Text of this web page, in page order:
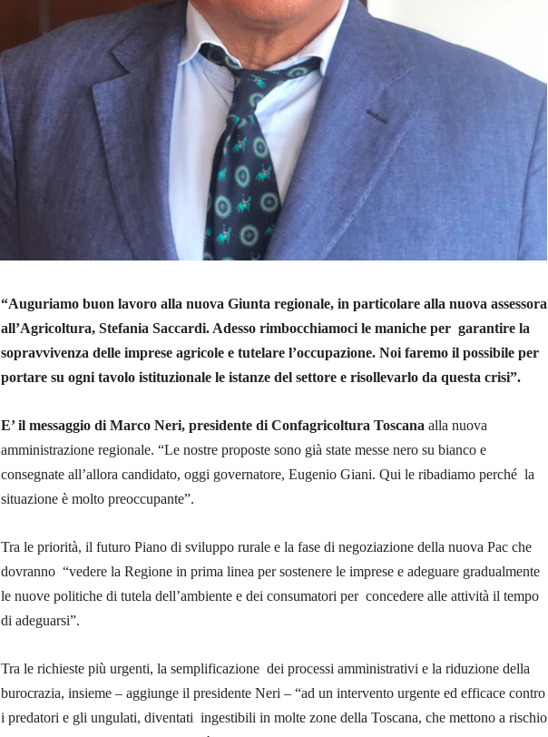
“Auguriamo buon lavoro alla nuova Giunta regionale, in particolare alla nuova assessora
all’Agricoltura, Stefania Saccardi. Adesso rimbocchiamoci le maniche per garantire la
sopravvivenza delle imprese agricole e tutelare l’occupazione. Noi faremo il possibile per
portare su ogni tavolo istituzionale le istanze del settore e risollevarlo da questa crisi”.
E’ il messaggio di Marco Neri, presidente di Confagricoltura Toscana alla nuova
amministrazione regionale. “Le nostre proposte sono già state messe nero su bianco e
consegnate all’allora candidato, oggi governatore, Eugenio Giani. Qui le ribadiamo perché la
situazione è molto preoccupante”.
Tra le priorità, il futuro Piano di sviluppo rurale e la fase di negoziazione della nuova Pac che
dovranno “vedere la Regione in prima linea per sostenere le imprese e adeguare gradualmente
le nuove politiche di tutela dell’ambiente e dei consumatori per concedere alle attività il tempo
di adeguarsi”.
Tra le richieste più urgenti, la semplificazione dei processi amministrativi e la riduzione della
burocrazia, insieme – aggiunge il presidente Neri – “ad un intervento urgente ed efficace contro
i predatori e gli ungulati, diventati ingestibili in molte zone della Toscana, che mettono a rischio